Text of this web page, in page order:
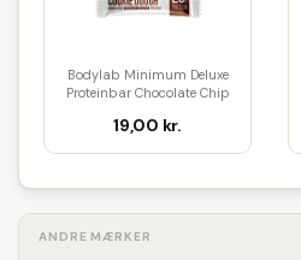
Bodylab Minimum Deluxe
Proteinbar Chocolate Chip
19,00 kr.
ANDRE MÆRKER